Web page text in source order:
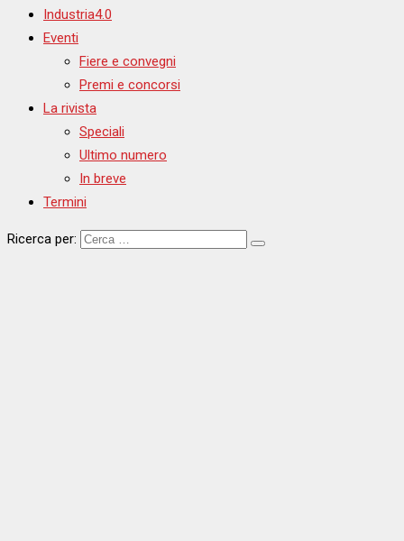
Industria4.0
Eventi
Fiere e convegni
Premi e concorsi
La rivista
Speciali
Ultimo numero
In breve
Termini
Ricerca per: